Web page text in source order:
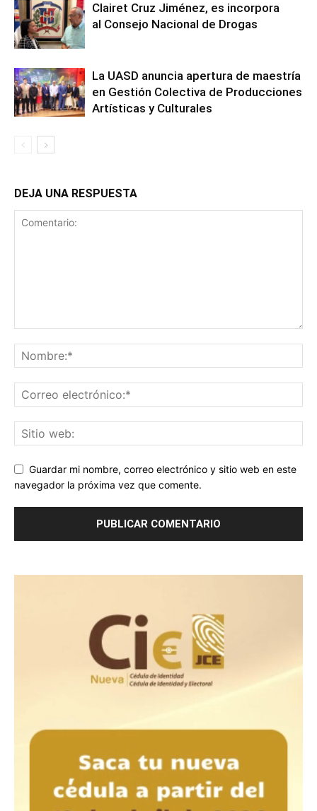
Clairet Cruz Jiménez, es incorpora
al Consejo Nacional de Drogas
La UASD anuncia apertura de maestría
en Gestión Colectiva de Producciones
Artísticas y Culturales
DEJA UNA RESPUESTA
Guardar mi nombre, correo electrónico y sitio web en este
navegador la próxima vez que comente.